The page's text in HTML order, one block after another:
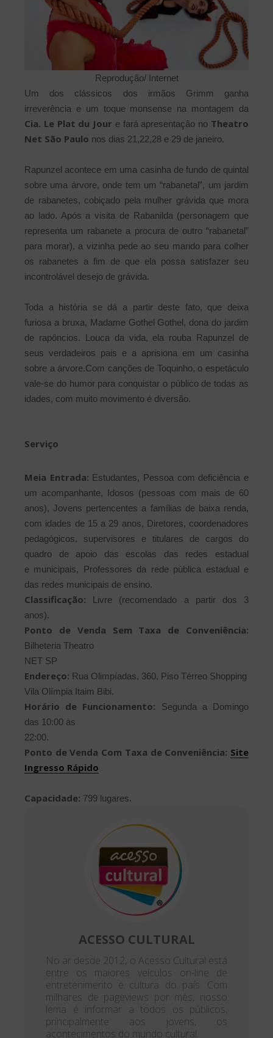
Reprodução/ Internet
Um dos clássicos dos irmãos Grimm ganha
irreverência e um toque monsense na montagem da
Cia. Le Plat du Jour e fará apresentação no Theatro
Net São Paulo nos dias 21,22,28 e 29 de janeiro.
Rapunzel acontece em uma casinha de fundo de quintal
sobre uma árvore, onde tem um “rabanetal”, um jardim
de rabanetes, cobiçado pela mulher grávida que mora
ao lado. Após a visita de Rabanilda (personagem que
representa um rabanete a procura de outro “rabanetal”
para morar), a vizinha pede ao seu marido para colher
os rabanetes a fim de que ela possa satisfazer seu
incontrolável desejo de grávida.
Toda a história se dá a partir deste fato, que deixa
furiosa a bruxa, Madame Gothel Gothel, dona do jardim
de rapôncios. Louca da vida, ela rouba Rapunzel de
seus verdadeiros pais e a aprisiona em um casinha
sobre a árvore.Com canções de Toquinho, o espetáculo
vale-se do humor para conquistar o público de todas as
idades, com muito movimento é diversão.
Serviço
Meia Entrada: Estudantes, Pessoa com deficiência e
um acompanhante, Idosos (pessoas com mais de 60
anos), Jovens pertencentes a famílias de baixa renda,
com idades de 15 a 29 anos, Diretores, coordenadores
pedagógicos, supervisores e titulares de cargos do
quadro de apoio das escolas das redes estadual
e municipais, Professores da rede pública estadual e
das redes municipais de ensino.
Classificação:
Livre (recomendado a partir dos 3
anos).
Ponto de Venda Sem Taxa de Conveniência:
Bilheteria Theatro
NET SP
Endereço: Rua Olimpíadas, 360, Piso Térreo Shopping
Vila Olímpia Itaim Bibi.
Horário de Funcionamento: Segunda a Domingo
das 10:00 às
22:00.
Ponto de Venda Com Taxa de Conveniência: Site
Ingresso Rápido
Capacidade: 799 lugares.
ACESSO CULTURAL
No ar desde 2012, o Acesso Cultural está
entre os maiores veículos on-line de
entretenimento e cultura do país. Com
milhares de pageviews por mês, nosso
lema é informar a todos os públicos,
principalmente aos jovens, os
acontecimentos do mundo cultural.